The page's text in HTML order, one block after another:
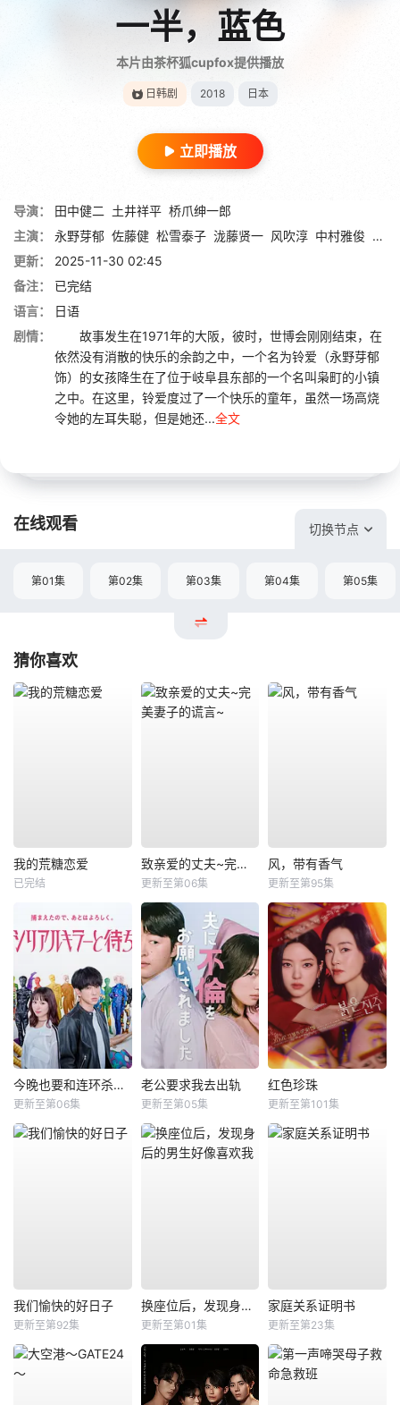
一半，蓝色
本片由茶杯狐cupfox提供播放
日韩剧 2018 日本
立即播放
导演： 田中健二 土井祥平 桥爪绅一郎
主演：
永野芽郁 佐藤健 松雪泰子 泷藤贤一 风吹淳 中村雅俊 上
更新：
2025-11-30 02:45
备注：
已完结
语言：
日语
剧情：
故事发生在1971年的大阪，彼时，世博会刚刚结束，在
依然没有消散的快乐的余韵之中，一个名为铃爱（永野芽郁
饰）的女孩降生在了位于岐阜县东部的一个名叫枭町的小镇
之中。在这里，铃爱度过了一个快乐的童年，虽然一场高烧
令她的左耳失聪，但是她还...全文
在线观看 切换节点
第01集 第02集 第03集 第04集 第05集
猜你喜欢
我的荒糖恋爱
已完结
致亲爱的丈夫~完美妻子的谎言~
更新至第06集
风，带有香气
更新至第95集
今晚也要和连环杀手约会
更新至第06集
老公要求我去出轨
更新至第05集
红色珍珠
更新至第101集
我们愉快的好日子
更新至第92集
换座位后，发现身后的男生好像喜欢我
更新至第01集
家庭关系证明书
更新至第23集